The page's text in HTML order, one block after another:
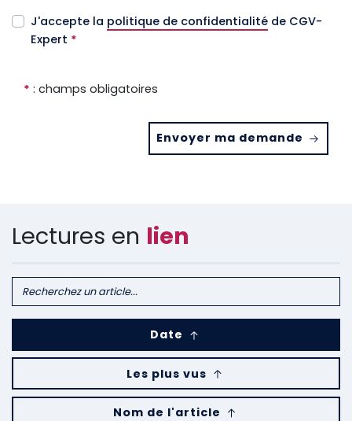
J'accepte la politique de confidentialité de CGV-
Expert *
* : champs obligatoires
Envoyer ma demande
Lectures en lien
Date
Les plus vus
Nom de l'article